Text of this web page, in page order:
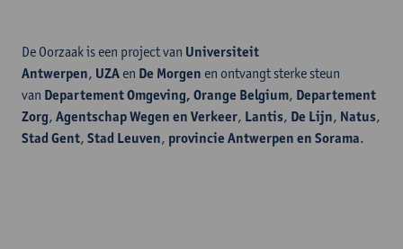
De Oorzaak is een project van Universiteit
Antwerpen, UZA en De Morgen en ontvangt sterke steun
van Departement Omgeving, Orange Belgium, Departement
Zorg, Agentschap Wegen en Verkeer, Lantis, De Lijn, Natus,
Stad Gent, Stad Leuven, provincie Antwerpen en Sorama.